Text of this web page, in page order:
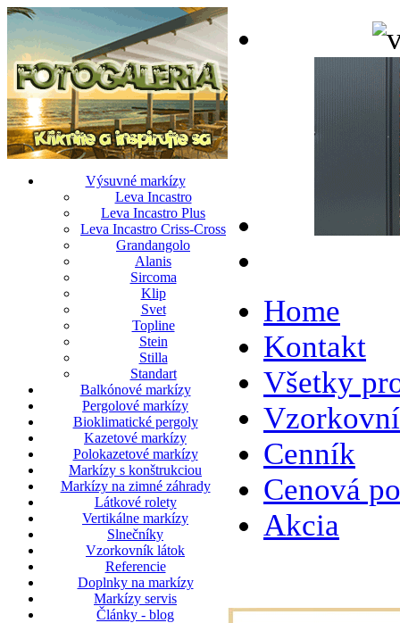
Výsuvné markízy
Leva Incastro
Leva Incastro Plus
Leva Incastro Criss-Cross
Grandangolo
Alanis
Sircoma
Klip
Svet
Topline
Stein
Stilla
Standart
Balkónové markízy
Pergolové markízy
Bioklimatické pergoly
Kazetové markízy
Polokazetové markízy
Markízy s konštrukciou
Markízy na zimné záhrady
Látkové rolety
Vertikálne markízy
Slnečníky
Vzorkovník látok
Referencie
Doplnky na markízy
Markízy servis
Články - blog
Home
Kontakt
Všetky
Cenník
Cenová
Akcia